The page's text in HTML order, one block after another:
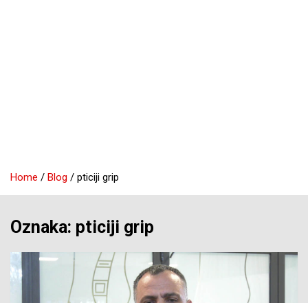
Home Blog pticiji grip
Oznaka: pticiji grip